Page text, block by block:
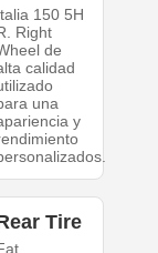
150 5H
Right
de
calidad
una
y
Tire